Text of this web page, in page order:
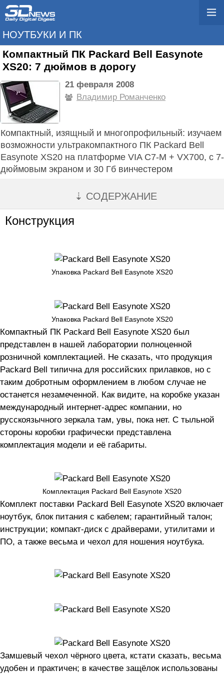
НОУТБУКИ И ПК
Компактный ПК Packard Bell Easynote
XS20: 7 дюймов в дорогу
21 февраля 2008
Владимир Романченко
Компактный, изящный и многопрофильный: изучаем
возможности ультракомпактного ПК Packard Bell
Easynote XS20 на платформе VIA C7-M + VX700, с 7-
дюймовым экраном и 30 Гб винчестером
⇣ СОДЕРЖАНИЕ
Конструкция
Упаковка Packard Bell Easynote XS20
Упаковка Packard Bell Easynote XS20
Компактный ПК Packard Bell Easynote XS20 был
представлен в нашей лаборатории полноценной
розничной комплектацией. Не сказать, что продукция
Packard Bell типична для российских прилавков, но с
таким добротным оформлением в любом случае не
останется незамеченной. Как видите, на коробке указан
международный интернет-адрес компании, но
русскоязычного зеркала там, увы, пока нет. С тыльной
стороны коробки графически представлена
комплектация модели и её габариты.
Комплектация Packard Bell Easynote XS20
Комплект поставки Packard Bell Easynote XS20 включает
ноутбук, блок питания с кабелем; гарантийный талон;
инструкции; компакт-диск с драйверами, утилитами и
ПО, а также весьма и чехол для ношения ноутбука.
Замшевый чехол чёрного цвета, кстати сказать, весьма
удобен и практичен; в качестве защёлок использованы